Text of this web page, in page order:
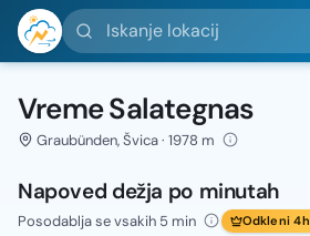
Iskanje lokacij
Vreme Salategnas
Graubünden, Švica · 1978 m
Napoved dežja po minutah
Posodablja se vsakih 5 min Odkleni 4h